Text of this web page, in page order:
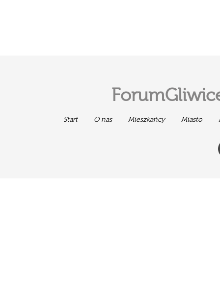
Start O nas Mieszkańcy Miasto